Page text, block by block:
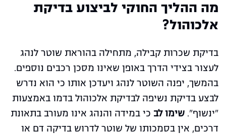
מה ההליך החוקי לביצוע בדיקת
אלכוהול?
בדיקת שכרות קבילה, מתחילה בהוראת שוטר לנהג
לעצור בצידי הדרך באופן שאינו מסכן רכבים נוספים.
בהמשך, יפנה השוטר לנהג ויעדכן אותו כי הוא נדרש
לבצע בדיקת נשיפה לבדיקת אלכוהול בדמו באמצעות
"ינשוף". שימו לב כי במידה והנהג אינו מעורב בתאונת
דרכים, אין בסמכותו של שוטר לדרוש בדיקה דם או